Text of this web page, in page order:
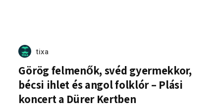
tixa
Görög felmenők, svéd gyermekkor,
bécsi ihlet és angol folklór – Plási
koncert a Dürer Kertben